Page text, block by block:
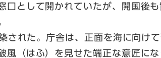
口として開かれていたが、開国後も
れた。庁舎は、正面を海に向け
風（はふ）を見せた端正な意匠にな